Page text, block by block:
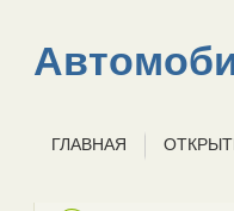
ГЛАВНАЯ